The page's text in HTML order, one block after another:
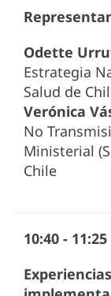
Odette
Estrategia
Salud de
Verónica
No
Ministerial
Chile
10:40 - 11:25